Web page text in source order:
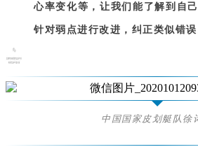
心率变化等，让我们能了解到自
针对弱点进行改进，纠正类似错误
中国国家皮划艇队徐